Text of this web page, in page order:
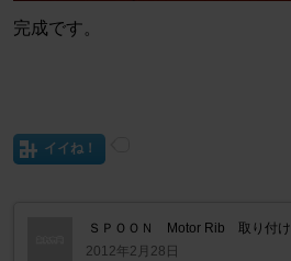
完成です。
イイね！
ＳＰＯＯＮ Motor Rib 取り付け
2012年2月28日